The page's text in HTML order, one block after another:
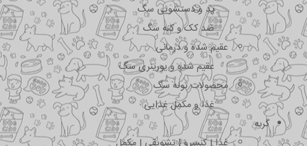
پد و دستشویی سگ
ضد کک و کنه سگ
عقیم شده و درمانی
عقیم شده و یورینری سگ
محصولات توله سگ
غذا و مکمل غذایی
گربه